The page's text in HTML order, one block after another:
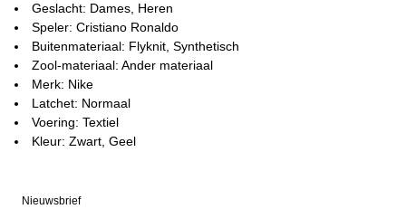
Geslacht: Dames, Heren
Speler: Cristiano Ronaldo
Buitenmateriaal: Flyknit, Synthetisch
Zool-materiaal: Ander materiaal
Merk: Nike
Latchet: Normaal
Voering: Textiel
Kleur: Zwart, Geel
Nieuwsbrief